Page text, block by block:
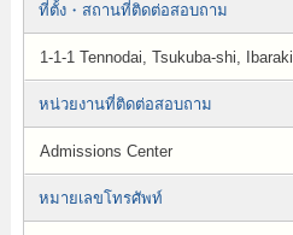
ที่ตั้ง・สถานที่ติดต่อสอบถาม
1-1-1 Tennodai, Tsukuba-shi, Ibaraki
หน่วยงานที่ติดต่อสอบถาม
Admissions Center
หมายเลขโทรศัพท์